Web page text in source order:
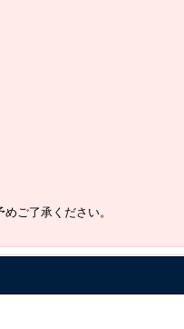
ご了承ください。